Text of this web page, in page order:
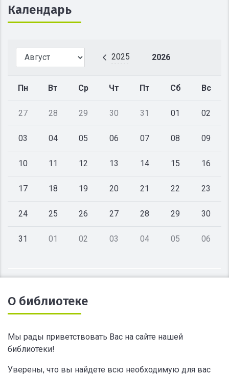
Календарь
2025 2026
Пн Вт Ср Чт Пт Сб Вс
27 28 29 30 31 01 02
03 04 05 06 07 08 09
10 11 12 13 14 15 16
17 18 19 20 21 22 23
24 25 26 27 28 29 30
31 01 02 03 04 05 06
О библиотеке
Мы рады приветствовать Вас на сайте нашей
библиотеки!
Уверены, что вы найдете всю необходимую для вас